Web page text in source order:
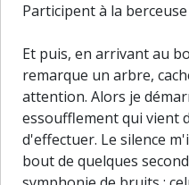
Participent à la
Et puis, en arrivant au
remarque un arbre,
attention. Alors je
essoufflement qui vient
d'effectuer. Le silence
bout de quelques